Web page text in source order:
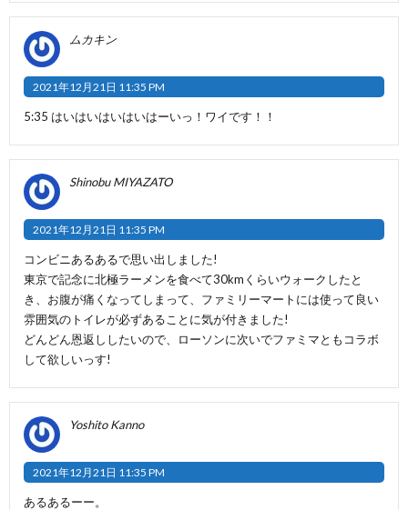
ムカキン
2021年12月21日 11:35 PM
5:35 はいはいはいはいはーいっ！ワイです！！
Shinobu MIYAZATO
2021年12月21日 11:35 PM
コンビニあるあるで思い出しました!
東京で記念に北極ラーメンを食べて30kmくらいウォークしたと
き、お腹が痛くなってしまって、ファミリーマートには使って良い
雰囲気のトイレが必ずあることに気が付きました!
どんどん恩返ししたいので、ローソンに次いでファミマともコラボ
して欲しいっす!
Yoshito Kanno
2021年12月21日 11:35 PM
あるあるーー。